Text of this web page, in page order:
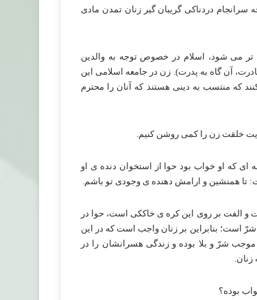
سرانجام دردناکی گریبان گیر زنان تمدن مادی
تر می شود، اسلام در خصوص توجه به والدین
آن گاه به پدرت). زن در جامعه اسلامی این
که منتسب به دینی هستند که آنان را محترم
خلقت زن را کمی روشن کنیم.
که او خواب بود حوا از استخوان دنده ی او
تا همنشین و ارامش دهنده ی وجودی تو باشم.
الفت بر روی این کره ی خاککی است، حوا در
بنابراین بر زنان واجب است که در این
شرّ و بلا بوده و زندگی هسرانشان را در
بوده؟